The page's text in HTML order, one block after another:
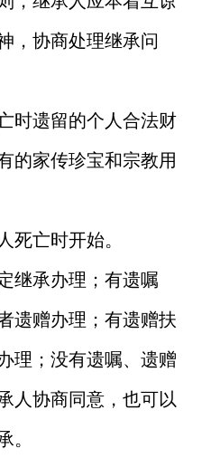
，协商处理继承问
时遗留的个人合法财
的家传珍宝和宗教用
死亡时开始。
继承办理；有遗嘱
遗赠办理；有遗赠扶
理；没有遗嘱、遗赠
人协商同意，也可以
。